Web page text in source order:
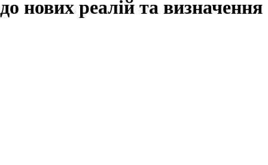
нових реалій та визначення